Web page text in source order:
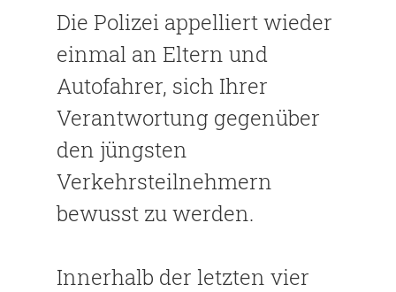
Die Polizei appelliert wieder
einmal an Eltern und
Autofahrer, sich Ihrer
Verantwortung gegenüber
den jüngsten
Verkehrsteilnehmern
bewusst zu werden.
Innerhalb der letzten vier